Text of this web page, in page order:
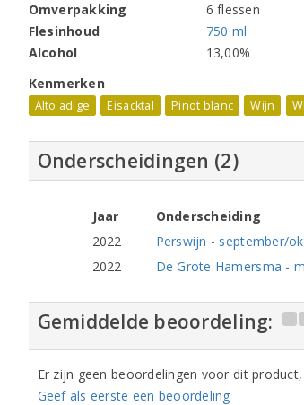
Omverpakking
6 flessen
Flesinhoud
750 ml
Alcohol
13,00%
Kenmerken
Alto adige Eisacktal Pinot blanc Wijn
Onderscheidingen (2)
Jaar
Onderscheiding
2022
Perswijn - september/
2022
De Grote Hamersma -
Gemiddelde beoordeling:
Er zijn geen beoordelingen voor dit product,
Geef als eerste een beoordeling